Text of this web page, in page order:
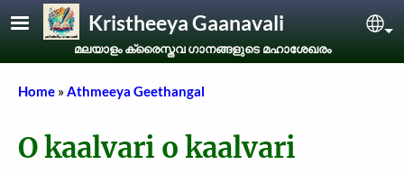
Skip to main contentKristheeya Gaanavali
മലയാളം ക്രൈസ്തവ ഗാനങ്ങളുടെ മഹാശേഖരം
Breadcrumb
Home Athmeeya Geethangal
O kaalvari o kaalvari